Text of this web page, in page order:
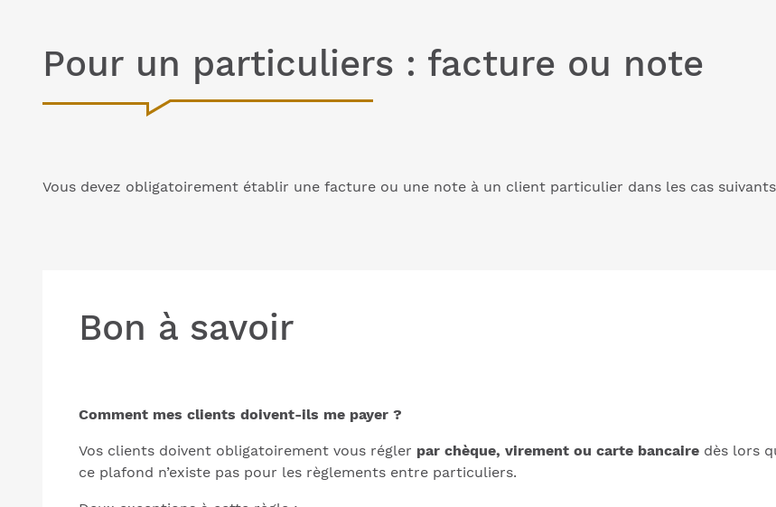
Pour un particuliers : facture ou note
Vous devez obligatoirement établir une facture ou une note à un client particulier dans les cas
Bon à savoir
Comment mes clients doivent-ils me payer ?
Vos clients doivent obligatoirement vous régler par chèque, virement ou carte bancaire dès lors
ce plafond n’existe pas pour les règlements entre particuliers.